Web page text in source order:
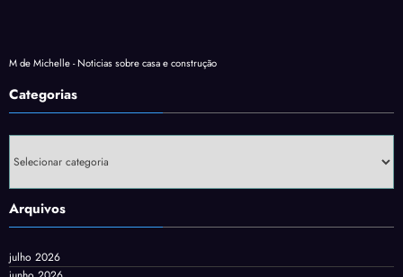
M de Michelle - Noticias sobre casa e construção
Categorias
Arquivos
julho 2026